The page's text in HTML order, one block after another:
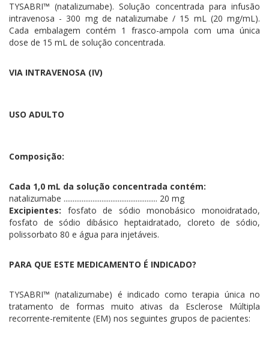
TYSABRI™ (natalizumabe). Solução concentrada para infusão
intravenosa - 300 mg de natalizumabe / 15 mL (20 mg/mL).
Cada embalagem contém 1 frasco-ampola com uma única
dose de 15 mL de solução concentrada.
VIA INTRAVENOSA (IV)
USO ADULTO
Composição:
Cada 1,0 mL da solução concentrada contém:
natalizumabe .................................................... 20 mg
Excipientes: fosfato de sódio monobásico monoidratado,
fosfato de sódio dibásico heptaidratado, cloreto de sódio,
polissorbato 80 e água para injetáveis.
PARA QUE ESTE MEDICAMENTO É INDICADO?
TYSABRI™ (natalizumabe) é indicado como terapia única no
tratamento de formas muito ativas da Esclerose Múltipla
recorrente-remitente (EM) nos seguintes grupos de pacientes: